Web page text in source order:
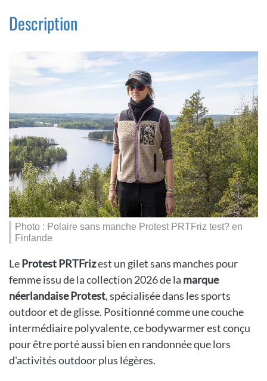
Description
Photo : Polaire sans manche Protest PRTFriz test? en
Finlande
LeProtest PRTFrizest un gilet sans manches pour
femme issu de la collection 2026 de la marque
néerlandaise Protest, spécialisée dans les sports
outdoor et de glisse. Positionné comme une couche
intermédiaire polyvalente, ce bodywarmer est conçu
pour être porté aussi bien en randonnée que lors
d'activités outdoor plus légères.